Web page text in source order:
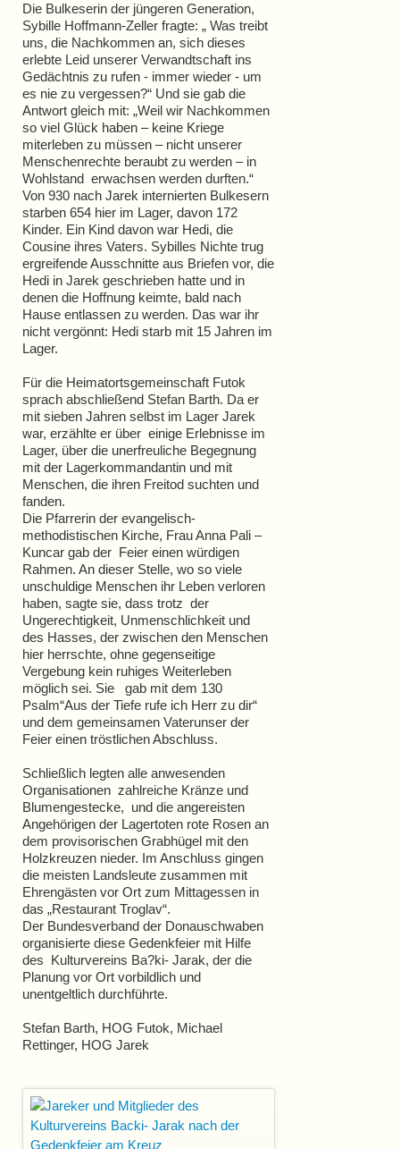
Die Bulkeserin der jüngeren Generation,
Sybille Hoffmann-Zeller fragte: „ Was treibt
uns, die Nachkommen an, sich dieses
erlebte Leid unserer Verwandtschaft ins
Gedächtnis zu rufen - immer wieder - um
es nie zu vergessen?“ Und sie gab die
Antwort gleich mit: „Weil wir Nachkommen
so viel Glück haben – keine Kriege
miterleben zu müssen – nicht unserer
Menschenrechte beraubt zu werden – in
Wohlstand erwachsen werden durften.“
Von 930 nach Jarek internierten Bulkesern
starben 654 hier im Lager, davon 172
Kinder. Ein Kind davon war Hedi, die
Cousine ihres Vaters. Sybilles Nichte trug
ergreifende Ausschnitte aus Briefen vor, die
Hedi in Jarek geschrieben hatte und in
denen die Hoffnung keimte, bald nach
Hause entlassen zu werden. Das war ihr
nicht vergönnt: Hedi starb mit 15 Jahren im
Lager.
Für die Heimatortsgemeinschaft Futok
sprach abschließend Stefan Barth. Da er
mit sieben Jahren selbst im Lager Jarek
war, erzählte er über einige Erlebnisse im
Lager, über die unerfreuliche Begegnung
mit der Lagerkommandantin und mit
Menschen, die ihren Freitod suchten und
fanden.
Die Pfarrerin der evangelisch-
methodistischen Kirche, Frau Anna Pali –
Kuncar gab der Feier einen würdigen
Rahmen. An dieser Stelle, wo so viele
unschuldige Menschen ihr Leben verloren
haben, sagte sie, dass trotz der
Ungerechtigkeit, Unmenschlichkeit und
des Hasses, der zwischen den Menschen
hier herrschte, ohne gegenseitige
Vergebung kein ruhiges Weiterleben
möglich sei. Sie gab mit dem 130
Psalm“Aus der Tiefe rufe ich Herr zu dir“
und dem gemeinsamen Vaterunser der
Feier einen tröstlichen Abschluss.
Schließlich legten alle anwesenden
Organisationen zahlreiche Kränze und
Blumengestecke, und die angereisten
Angehörigen der Lagertoten rote Rosen an
dem provisorischen Grabhügel mit den
Holzkreuzen nieder. Im Anschluss gingen
die meisten Landsleute zusammen mit
Ehrengästen vor Ort zum Mittagessen in
das „Restaurant Troglav“.
Der Bundesverband der Donauschwaben
organisierte diese Gedenkfeier mit Hilfe
des Kulturvereins Ba?ki- Jarak, der die
Planung vor Ort vorbildlich und
unentgeltlich durchführte.
Stefan Barth, HOG Futok, Michael
Rettinger, HOG Jarek